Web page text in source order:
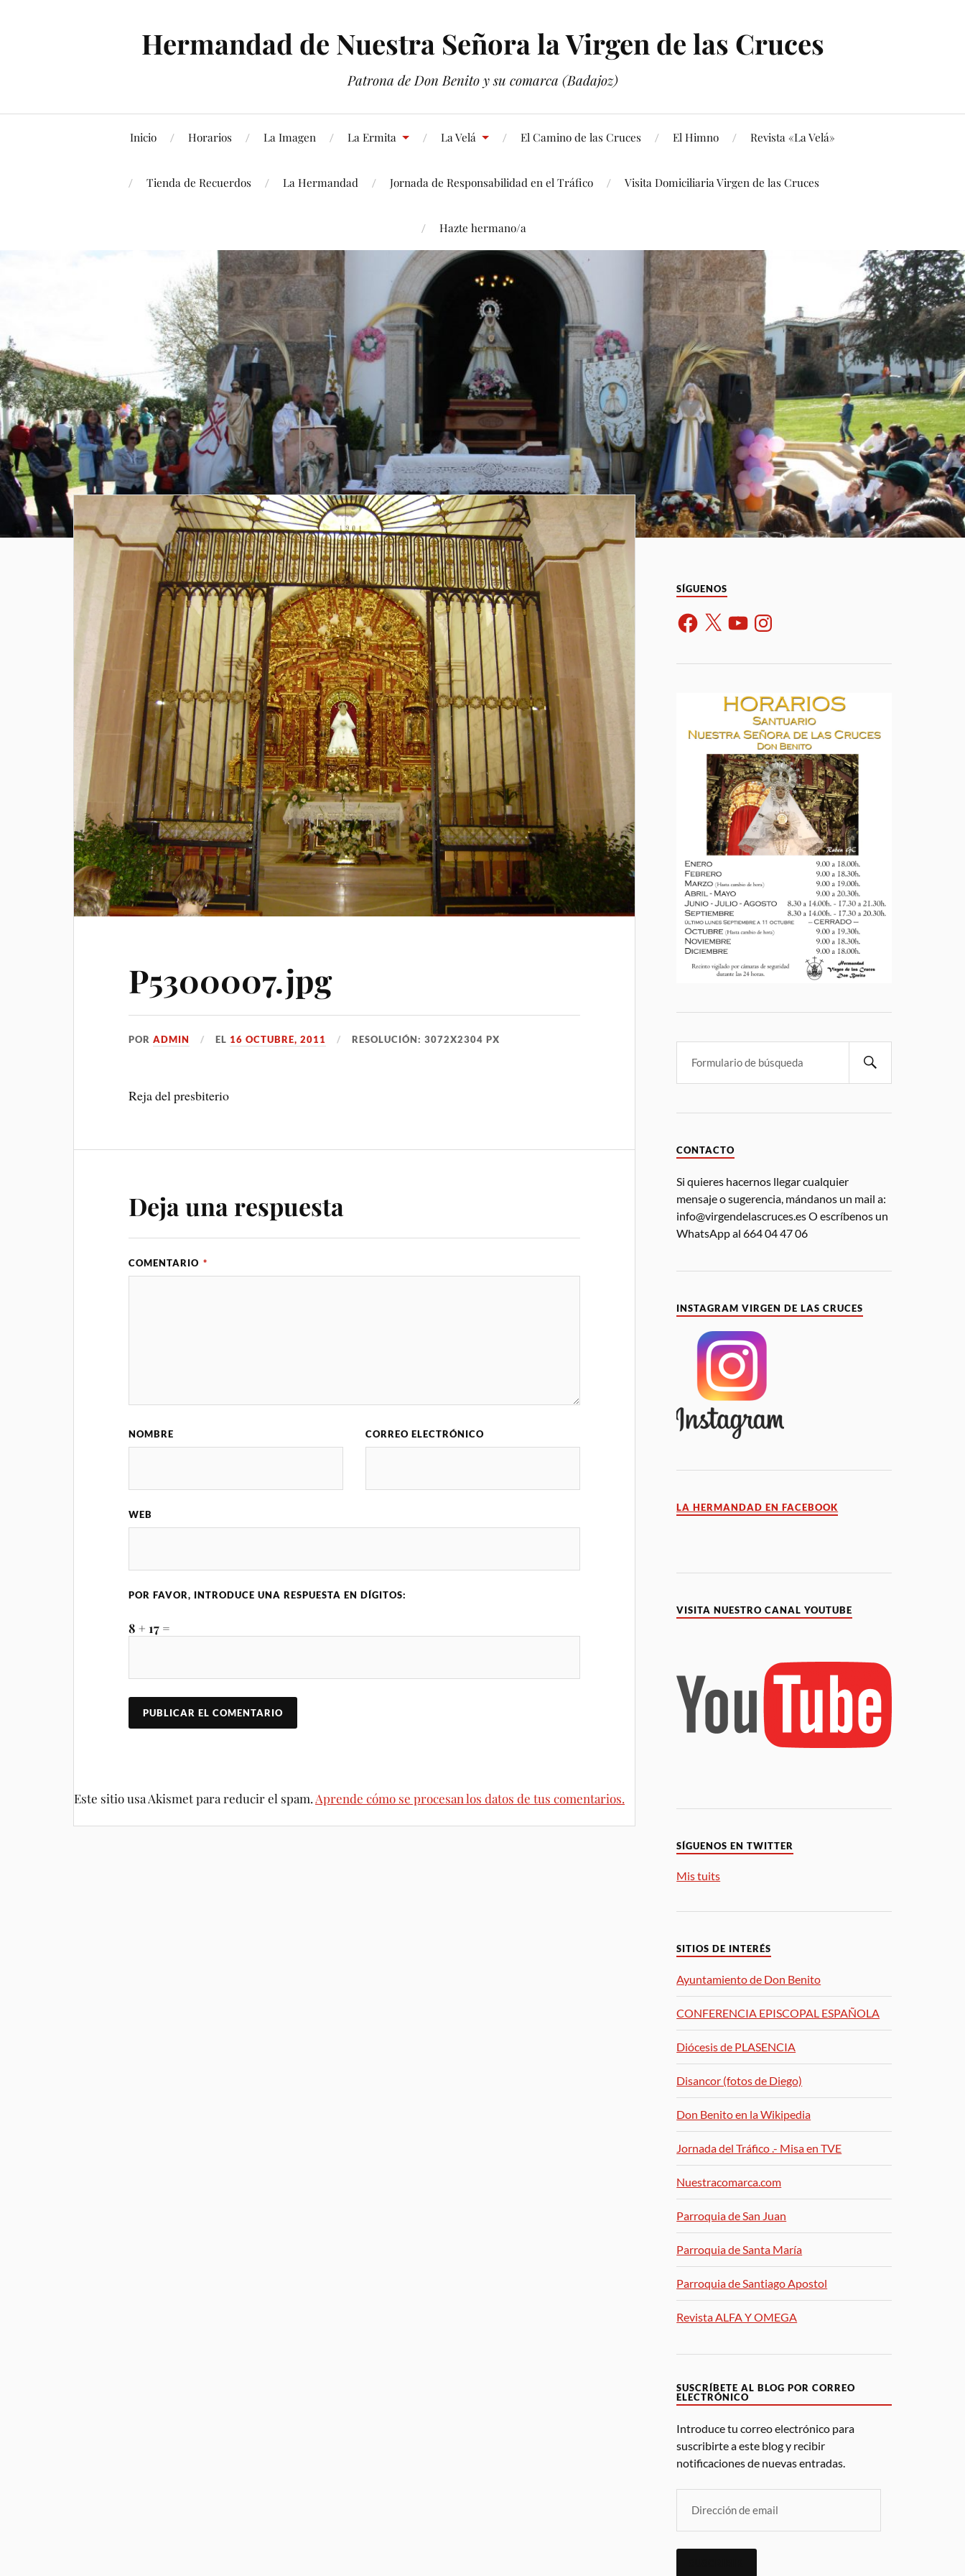
Hermandad de Nuestra Señora la Virgen de las Cruces
Patrona de Don Benito y su comarca (Badajoz)
Inicio Horarios La Imagen La Ermita La Velá El Camino de las Cruces El Himno Revista «La Velá»
Tienda de Recuerdos La Hermandad Jornada de Responsabilidad en el Tráfico Visita Domiciliaria Virgen de las Cruces
Hazte hermano/a
P5300007.jpg
PORADMIN EL 16 OCTUBRE, 2011 RESOLUCIÓN: 3072X2304 PX
Reja del presbiterio
Deja una respuesta
COMENTARIO *
NOMBRE CORREO ELECTRÓNICO
WEB
POR FAVOR, INTRODUCE UNA RESPUESTA EN DÍGITOS:
8 + 17 =
Este sitio usa Akismet para reducir el spam. Aprende cómo se procesan los datos de tus comentarios.
SÍGUENOS
CONTACTO
Si quieres hacernos llegar cualquier
mensaje o sugerencia, mándanos un mail a:
info@virgendelascruces.es O escríbenos un
WhatsApp al 664 04 47 06
INSTAGRAM VIRGEN DE LAS CRUCES
LA HERMANDAD EN FACEBOOK
VISITA NUESTRO CANAL YOUTUBE
SÍGUENOS EN TWITTER
Mis tuits
SITIOS DE INTERÉS
Ayuntamiento de Don Benito
CONFERENCIA EPISCOPAL ESPAÑOLA
Diócesis de PLASENCIA
Disancor (fotos de Diego)
Don Benito en la Wikipedia
Jornada del Tráfico .- Misa en TVE
Nuestracomarca.com
Parroquia de San Juan
Parroquia de Santa María
Parroquia de Santiago Apostol
Revista ALFA Y OMEGA
SUSCRÍBETE AL BLOG POR CORREO
ELECTRÓNICO
Introduce tu correo electrónico para
suscribirte a este blog y recibir
notificaciones de nuevas entradas.